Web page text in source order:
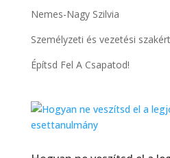
Nemes-Nagy Szilvia
Személyzeti és vezetési
Építsd Fel A Csapatod!